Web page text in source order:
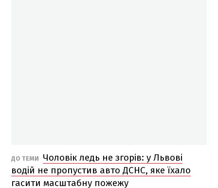
ДО ТЕМИ
Чоловік ледь не згорів: у Львові
водій не пропустив авто ДСНС, яке їхало
гасити масштабну пожежу